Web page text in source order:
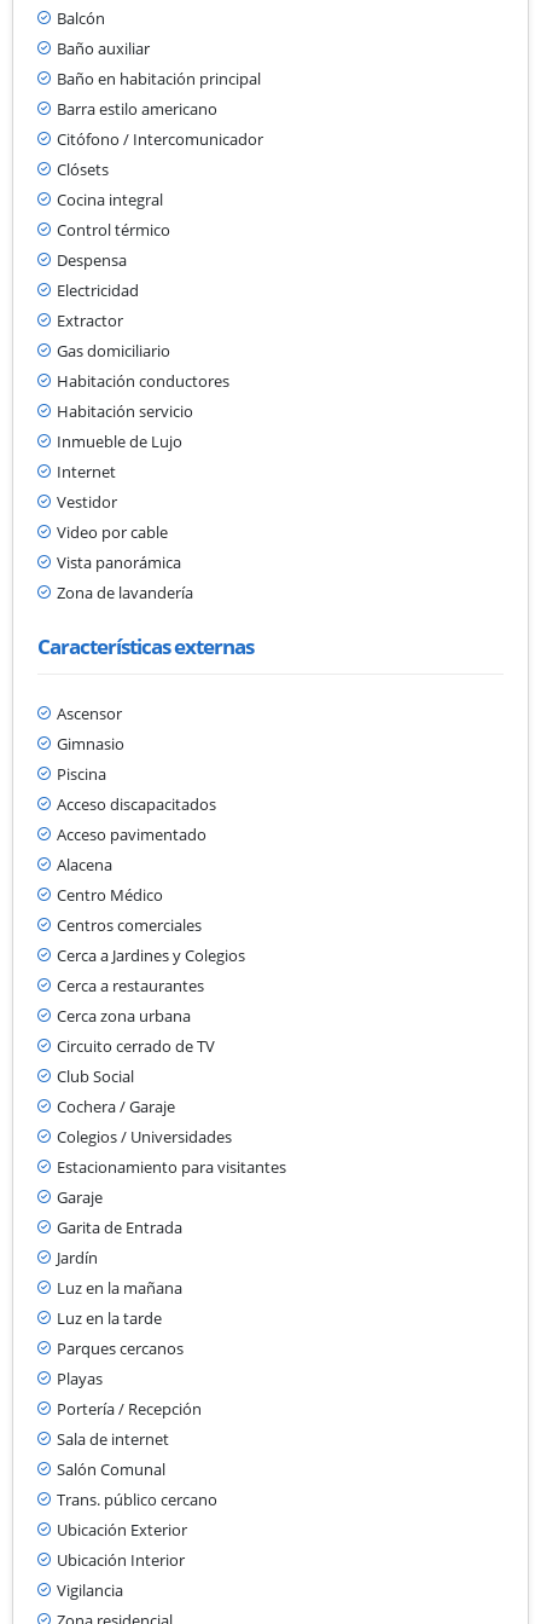
Balcón
Baño auxiliar
Baño en habitación principal
Barra estilo americano
Citófono / Intercomunicador
Clósets
Cocina integral
Control térmico
Despensa
Electricidad
Extractor
Gas domiciliario
Habitación conductores
Habitación servicio
Inmueble de Lujo
Internet
Vestidor
Video por cable
Vista panorámica
Zona de lavandería
Características externas
Ascensor
Gimnasio
Piscina
Acceso discapacitados
Acceso pavimentado
Alacena
Centro Médico
Centros comerciales
Cerca a Jardines y Colegios
Cerca a restaurantes
Cerca zona urbana
Circuito cerrado de TV
Club Social
Cochera / Garaje
Colegios / Universidades
Estacionamiento para visitantes
Garaje
Garita de Entrada
Jardín
Luz en la mañana
Luz en la tarde
Parques cercanos
Playas
Portería / Recepción
Sala de internet
Salón Comunal
Trans. público cercano
Ubicación Exterior
Ubicación Interior
Vigilancia